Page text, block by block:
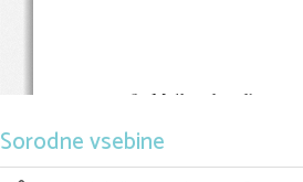
toˇcki, kjer je ta
Sorodne vsebine